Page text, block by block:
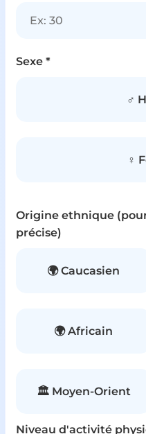
Sexe *
♂️
♀️
Origine ethnique
précise)
🌍 Caucasien
🌍 Africain
🏛️ Moyen-Orient
Niveau d'activité